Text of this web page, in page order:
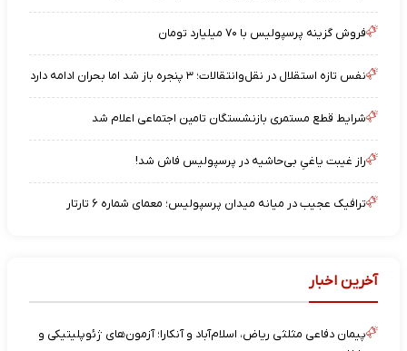
فروش گزینه پرسپولیس با ۷۰ میلیارد تومان
نفس تازه استقلال در نقل‌وانتقالات؛ ۳ پنجره باز شد اما بحران ادامه دارد
شرایط قطع مستمری بازنشستگان تامین اجتماعی اعلام شد
راز غیبت یاغیِ بی‌حاشیه در پرسپولیس فاش شد!
ترافیک عجیب در میانه میدان پرسپولیس؛ معمای شماره ۶ تارتار
آخرین اخبار
پیمان دفاعی مثلثی ریاض، اسلام‌آباد و آنکارا؛ آزمون‌های ژئوپلیتیکی و